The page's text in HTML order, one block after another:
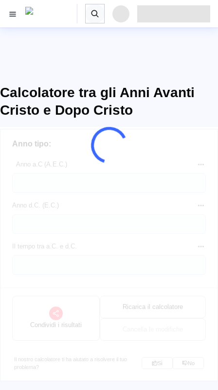
Calcolatore tra gli Anni Avanti
Cristo e Dopo Cristo
Anno tipo:
Anno a.C (A.E.C.)
Anno d.C. (E.C.)
Il tempo tra a.C. e d.C.
Condividi i risultati
Ricarica il calcolatore
Il nostro calcolatore ti ha aiutato a risolvere il tuo
problema?
Sì No